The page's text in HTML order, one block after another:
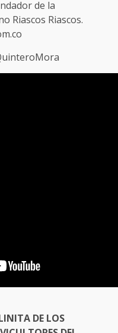
de la
Riascos Riascos.
DE LOS